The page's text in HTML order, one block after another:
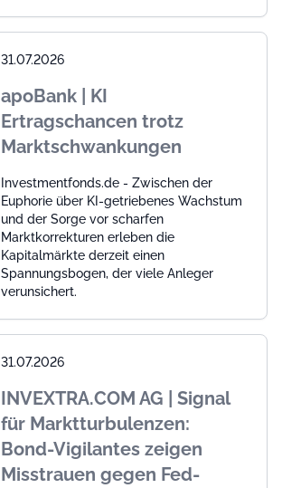
31.07.2026
apoBank | KI
Ertragschancen trotz
Marktschwankungen
Investmentfonds.de - Zwischen der
Euphorie über KI-getriebenes Wachstum
und der Sorge vor scharfen
Marktkorrekturen erleben die
Kapitalmärkte derzeit einen
Spannungsbogen, der viele Anleger
verunsichert.
31.07.2026
INVEXTRA.COM AG | Signal
für Marktturbulenzen:
Bond-Vigilantes zeigen
Misstrauen gegen Fed-